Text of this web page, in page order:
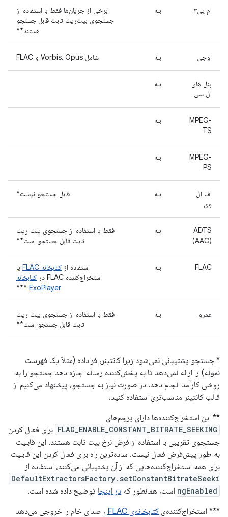
ام پی۳ بله
برخی از جریان‌ها فقط با استفاده از
جستجوی بیت‌ریت ثابت قابل جستجو
هستند**
اوجی بله شامل Vorbis، Opus و FLAC
پنل های
ال سی
بله
MPEG-
TS
بله
MPEG-
PS
بله
اف ال
وی
بله قابل جستجو نیست*
ADTS
(AAC)
بله
فقط با استفاده از جستجوی بیت ریت
ثابت قابل جستجو است**
FLAC بله استفاده از کتابخانه FLAC
یا
استخراج‌کننده FLAC در
کتابخانه
ExoPlayer
***
عمرو بله
فقط با استفاده از جستجوی بیت ریت
ثابت قابل جستجو است**
* جستجو پشتیبانی نمی‌شود زیرا کانتینر، فراداده (مثلاً یک فهرست
نمونه) را ارائه نمی‌دهد تا به پخش‌کننده رسانه اجازه دهد جستجو را به
روشی کارآمد انجام دهد. در صورت نیاز به جستجو، پیشنهاد می‌کنیم از
قالب کانتینر مناسب‌تری استفاده کنید.
** این استخراج‌کننده‌ها دارای پرچم‌های
FLAG_ENABLE_CONSTANT_BITRATE_SEEKING برای فعال کردن
جستجوی تقریبی با استفاده از فرض نرخ بیت ثابت هستند. این قابلیت
به طور پیش‌فرض فعال نیست. ساده‌ترین راه برای فعال کردن این قابلیت
برای همه استخراج‌کننده‌هایی که از آن پشتیبانی می‌کنند، استفاده از
DefaultExtractorsFactory.setConstantBitrateSeeki
ngEnabled است، همانطور که در اینجا توضیح داده شده است.
*** استخراج‌کننده‌ی کتابخانه‌ی FLAC
، صدای خام را خروجی می‌دهد